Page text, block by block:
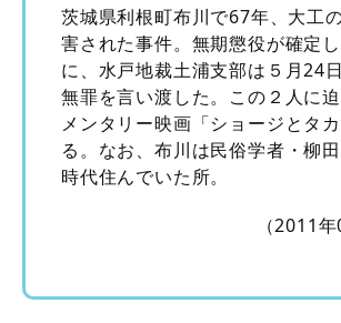
茨城県利根町布川で67年、大工
害された事件。無期懲役が確定
に、水戸地裁土浦支部は５月24
無罪を言い渡した。この２人に
メンタリー映画「ショージとタ
る。なお、布川は民俗学者・柳
時代住んでいた所。
（2011